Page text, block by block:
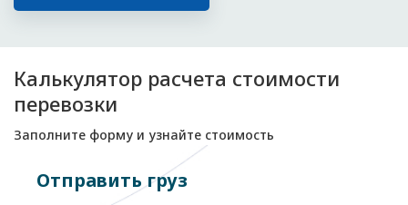
Калькулятор расчета стоимости
перевозки
Заполните форму и узнайте стоимость
Отправить груз